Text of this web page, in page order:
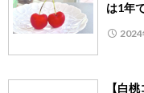
は1年
2024
【白